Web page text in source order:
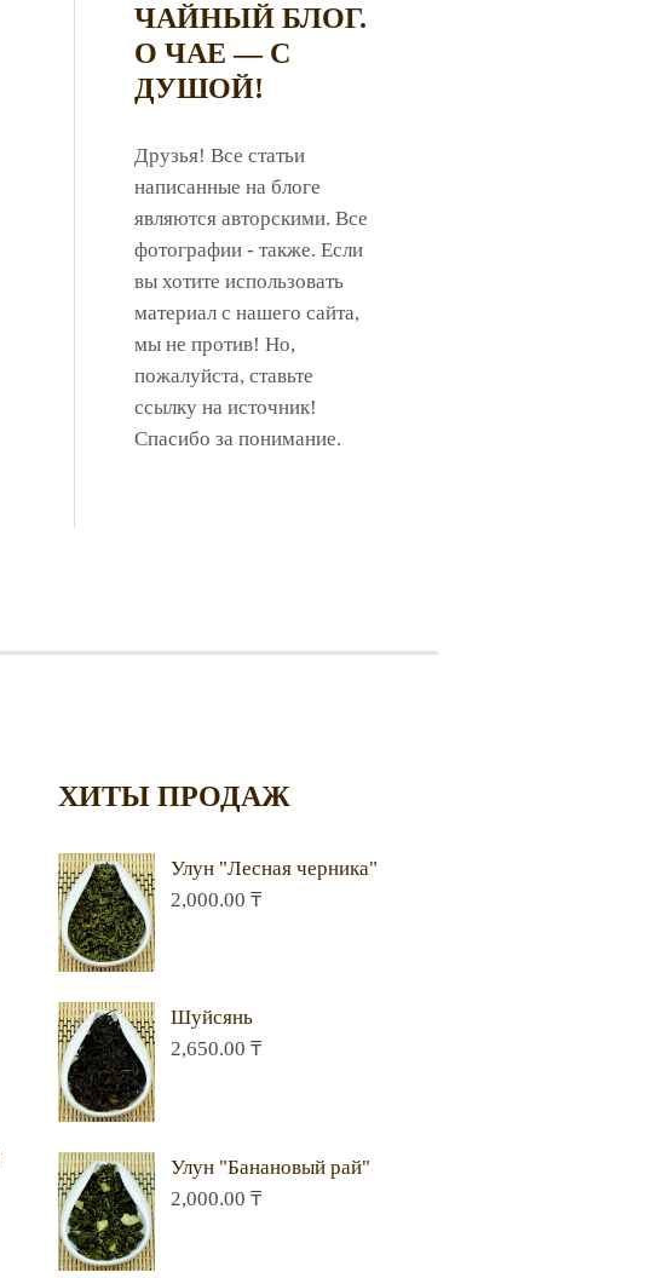
ЧАЙНЫЙ БЛОГ.
О ЧАЕ — С
ДУШОЙ!
Друзья! Все статьи
написанные на блоге
являются авторскими. Все
фотографии - также. Если
вы хотите использовать
материал с нашего сайта,
мы не против! Но,
пожалуйста, ставьте
ссылку на источник!
Спасибо за понимание.
ХИТЫ ПРОДАЖ
Улун "Лесная черника"
2,000.00 ₸
Шуйсянь
2,650.00 ₸
Улун "Банановый рай"
2,000.00 ₸